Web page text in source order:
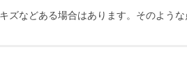
などある場合はあります。そのような